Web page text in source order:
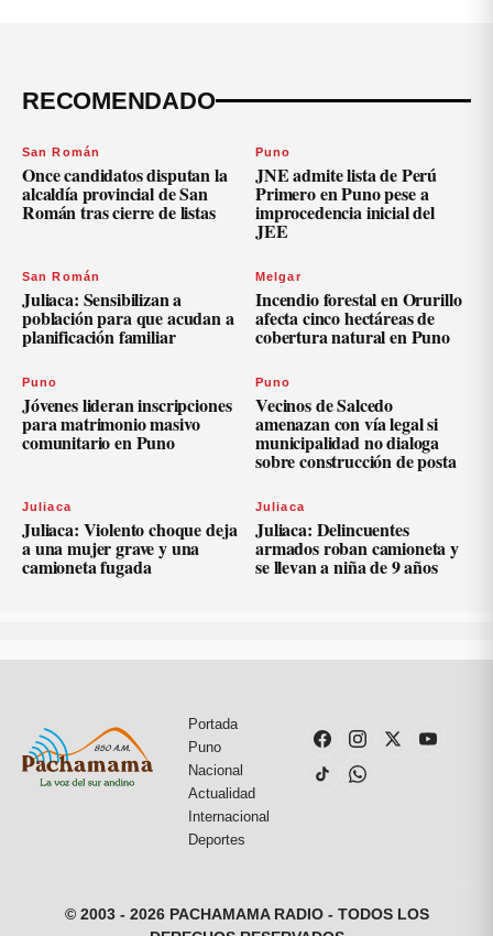
RECOMENDADO
San Román
Once candidatos disputan la
alcaldía provincial de San
Román tras cierre de listas
Puno
JNE admite lista de Perú
Primero en Puno pese a
improcedencia inicial del
JEE
San Román
Juliaca: Sensibilizan a
población para que acudan a
planificación familiar
Melgar
Incendio forestal en Orurillo
afecta cinco hectáreas de
cobertura natural en Puno
Puno
Jóvenes lideran inscripciones
para matrimonio masivo
comunitario en Puno
Puno
Vecinos de Salcedo
amenazan con vía legal si
municipalidad no dialoga
sobre construcción de posta
Juliaca
Juliaca: Violento choque deja
a una mujer grave y una
camioneta fugada
Juliaca
Juliaca: Delincuentes
armados roban camioneta y
se llevan a niña de 9 años
Portada
Puno
Nacional
Actualidad
Internacional
Deportes
© 2003 - 2026 PACHAMAMA RADIO - TODOS LOS